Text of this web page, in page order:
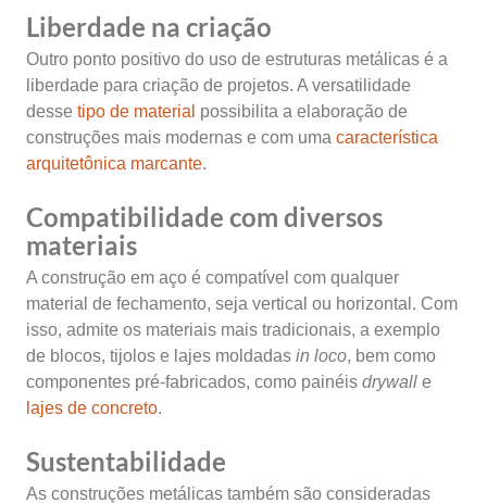
Liberdade na criação
Outro ponto positivo do uso de estruturas metálicas é a
liberdade para criação de projetos. A versatilidade
desse tipo de material possibilita a elaboração de
construções mais modernas e com uma característica
arquitetônica marcante.
Compatibilidade com diversos
materiais
A construção em aço é compatível com qualquer
material de fechamento, seja vertical ou horizontal. Com
isso, admite os materiais mais tradicionais, a exemplo
de blocos, tijolos e lajes moldadas in loco, bem como
componentes pré-fabricados, como painéis drywall e
lajes de concreto.
Sustentabilidade
As construções metálicas também são consideradas